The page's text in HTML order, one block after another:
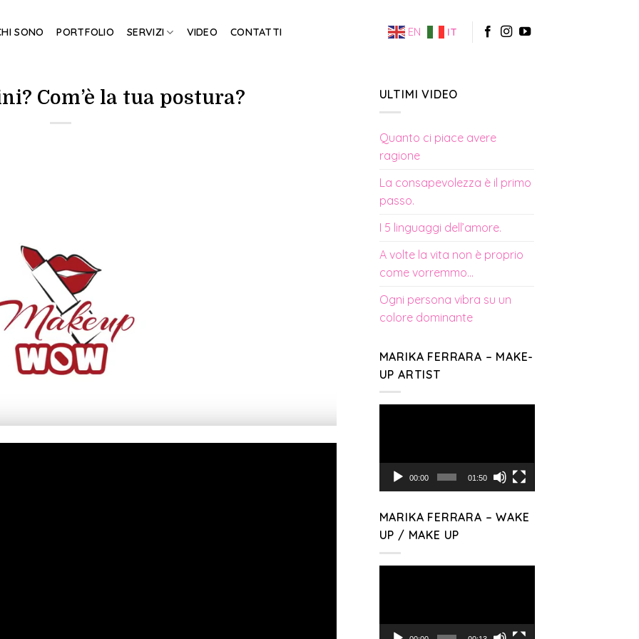
SONO PORTFOLIO SERVIZI VIDEO CONTATTI EN IT
Com’è la tua postura? ULTIMI VIDEO
Quanto ci piace avere
ragione
La consapevolezza è il primo
passo.
I 5 linguaggi dell’amore.
A volte la vita non è proprio
come vorremmo…
Ogni persona vibra su un
colore dominante
MARIKA FERRARA – MAKE-
UP ARTIST
00:00 01:50
MARIKA FERRARA – WAKE
UP / MAKE UP